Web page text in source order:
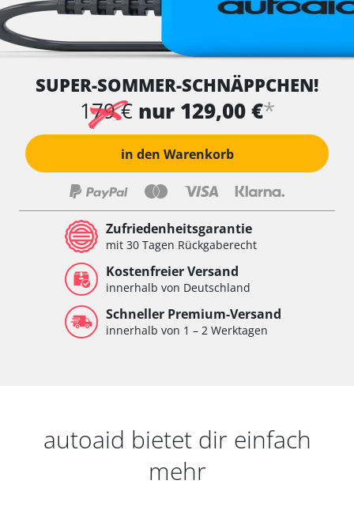
SUPER-SOMMER-SCHNÄPPCHEN!
179 € nur 129,00 €*
in den Warenkorb
Zufriedenheitsgarantie
mit 30 Tagen Rückgaberecht
Kostenfreier Versand
innerhalb von Deutschland
Schneller Premium-Versand
innerhalb von 1 – 2 Werktagen
autoaid bietet dir einfach
mehr